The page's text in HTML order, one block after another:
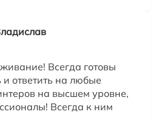
Всегда готовы
и ответить на любые
на высшем уровне,
Всегда к ним